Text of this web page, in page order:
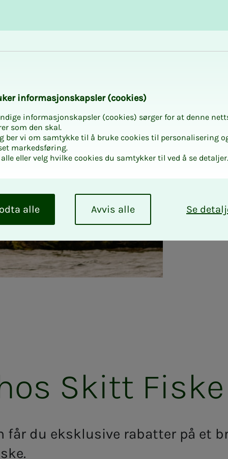
Skitt Fiske
får du eksklusive rabatter på et
in­­­for­­­ma­­­sjons­­­kaps­­­­­ler (cookies)
informasjonskapsler (cookies) sørger for at denne
som den skal.
ber vi om samtykke til å bruke cookies til personalisering
markedsføring.
eller velg hvilke cookies du samtykker til ved å se detaljer.
Se
Avvis alle
alle